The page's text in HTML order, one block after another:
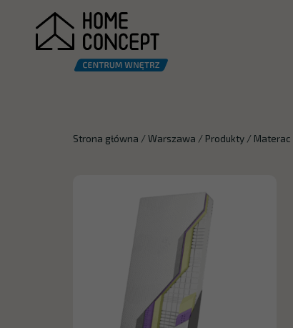
Strona główna /Warszawa /Produkty / Materac